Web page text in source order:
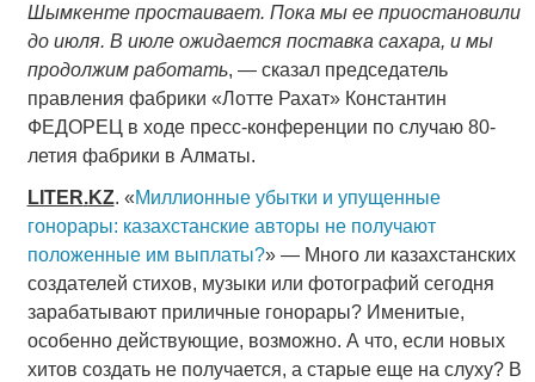
Шымкенте простаивает. Пока мы ее приостановили
до июля. В июле ожидается поставка сахара, и мы
продолжим работать, — сказал председатель
правления фабрики «Лотте Рахат» Константин
ФЕДОРЕЦ в ходе пресс-конференции по случаю 80-
летия фабрики в Алматы.
LITER.KZ. «Миллионные убытки и упущенные
гонорары: казахстанские авторы не получают
положенные им выплаты?» — Много ли казахстанских
создателей стихов, музыки или фотографий сегодня
зарабатывают приличные гонорары? Именитые,
особенно действующие, возможно. А что, если новых
хитов создать не получается, а старые еще на слуху? В